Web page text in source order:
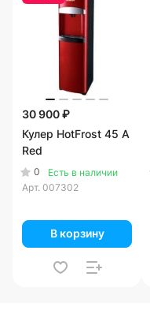
30 900 ₽
Кулер HotFrost 45 A
Red
0
Есть в наличии
Арт. 007302
В корзину